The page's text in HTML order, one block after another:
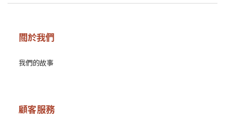
關於我們
我們的故事
顧客服務